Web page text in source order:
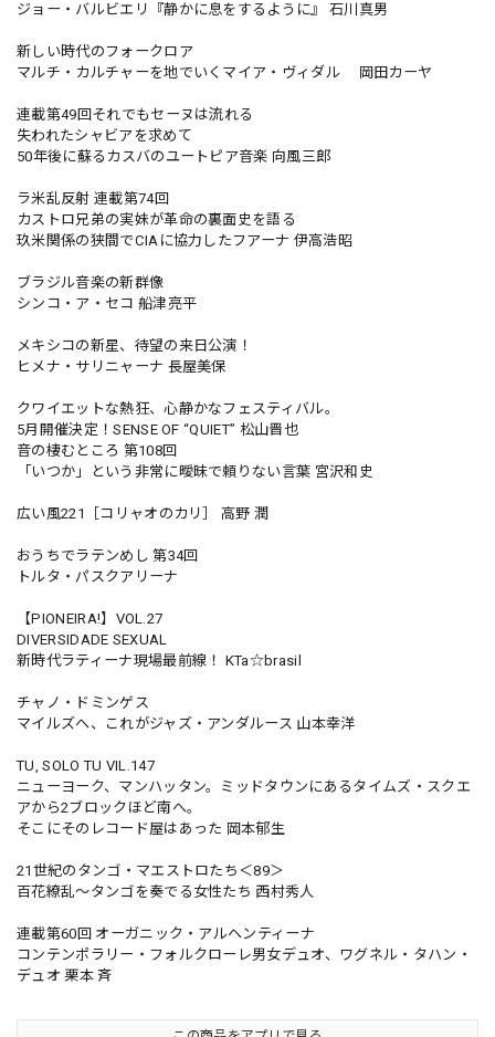
ジョー・バルビエリ『静かに息をするように』 石川真男
新しい時代のフォークロア
マルチ・カルチャーを地でいくマイア・ヴィダル 岡田カーヤ
連載第49回それでもセーヌは流れる
失われたシャビアを求めて
50年後に蘇るカスバのユートピア音楽 向風三郎
ラ米乱反射 連載第74回
カストロ兄弟の実妹が革命の裏面史を語る
玖米関係の狭間でCIAに協力したフアーナ 伊高浩昭
ブラジル音楽の新群像
シンコ・ア・セコ 船津亮平
メキシコの新星、待望の来日公演！
ヒメナ・サリニャーナ 長屋美保
クワイエットな熱狂、心静かなフェスティバル。
5月開催決定！SENSE OF “QUIET” 松山晋也
音の棲むところ 第108回
「いつか」という非常に曖昧で頼りない言葉 宮沢和史
広い風221［コリャオのカリ］ 高野 潤
おうちでラテンめし 第34回
トルタ・パスクアリーナ
【PIONEIRA!】VOL.27
DIVERSIDADE SEXUAL
新時代ラティーナ現場最前線！ KTa☆brasil
チャノ・ドミンゲス
マイルズへ、これがジャズ・アンダルース 山本幸洋
TU, SOLO TU VIL.147
ニューヨーク、マンハッタン。ミッドタウンにあるタイムズ・スクエ
アから2ブロックほど南へ。
そこにそのレコード屋はあった 岡本郁生
21世紀のタンゴ・マエストロたち＜89＞
百花繚乱〜タンゴを奏でる女性たち 西村秀人
連載第60回 オーガニック・アルヘンティーナ
コンテンポラリー・フォルクローレ男女デュオ、ワグネル・タハン・
デュオ 栗本 斉